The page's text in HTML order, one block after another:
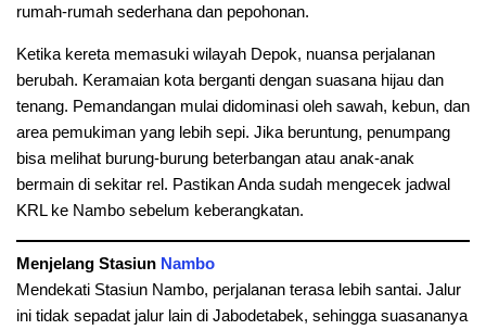
rumah-rumah sederhana dan pepohonan.
Ketika kereta memasuki wilayah Depok, nuansa perjalanan
berubah. Keramaian kota berganti dengan suasana hijau dan
tenang. Pemandangan mulai didominasi oleh sawah, kebun, dan
area pemukiman yang lebih sepi. Jika beruntung, penumpang
bisa melihat burung-burung beterbangan atau anak-anak
bermain di sekitar rel. Pastikan Anda sudah mengecek jadwal
KRL ke Nambo sebelum keberangkatan.
Menjelang Stasiun Nambo
Mendekati Stasiun Nambo, perjalanan terasa lebih santai. Jalur
ini tidak sepadat jalur lain di Jabodetabek, sehingga suasananya